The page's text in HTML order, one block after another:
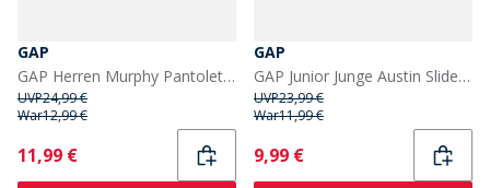
GAP
GAP Herren Murphy Pantoletten Sand
UVP24,99 €
War12,99 €
Current
11,99 €
GAP
GAP Junior Junge Austin Slider Navy/Weiss Navy White
UVP23,99 €
War11,99 €
Current
9,99 €